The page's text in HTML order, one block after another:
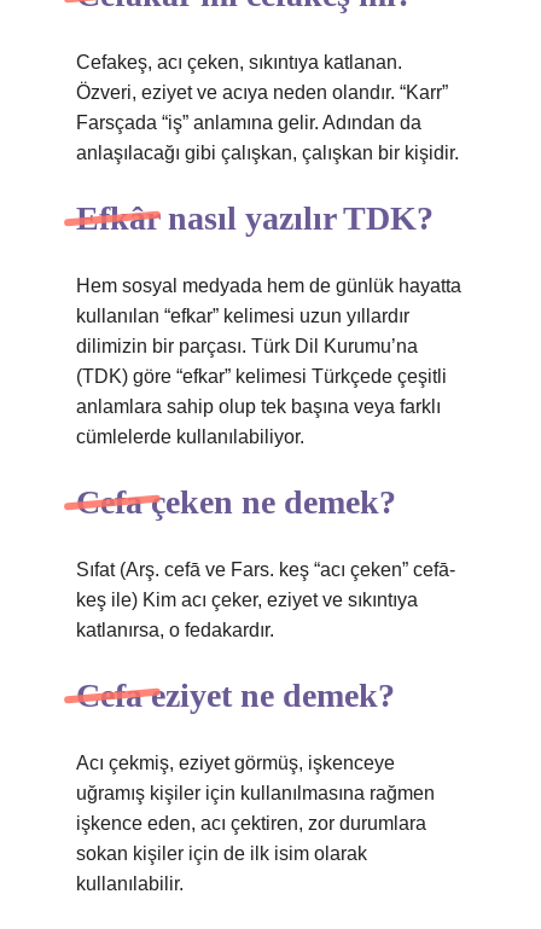
Cefakeş, acı çeken, sıkıntıya katlanan.
Özveri, eziyet ve acıya neden olandır. “Karr”
Farsçada “iş” anlamına gelir. Adından da
anlaşılacağı gibi çalışkan, çalışkan bir kişidir.
Efkâr nasıl yazılır TDK?
Hem sosyal medyada hem de günlük hayatta
kullanılan “efkar” kelimesi uzun yıllardır
dilimizin bir parçası. Türk Dil Kurumu’na
(TDK) göre “efkar” kelimesi Türkçede çeşitli
anlamlara sahip olup tek başına veya farklı
cümlelerde kullanılabiliyor.
Cefa çeken ne demek?
Sıfat (Arş. cefā ve Fars. keş “acı çeken” cefā-
keş ile) Kim acı çeker, eziyet ve sıkıntıya
katlanırsa, o fedakardır.
Cefa eziyet ne demek?
Acı çekmiş, eziyet görmüş, işkenceye
uğramış kişiler için kullanılmasına rağmen
işkence eden, acı çektiren, zor durumlara
sokan kişiler için de ilk isim olarak
kullanılabilir.